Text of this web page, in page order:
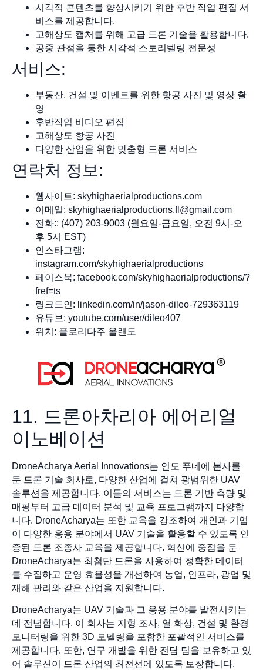
시각적 콘텐츠를 향상시키기 위한 후반 작업 편집 서
비스를 제공합니다.
고해상도 캡처를 위해 고급 드론 기술을 활용합니다.
공중 관점을 통한 시각적 스토리텔링 전문성
서비스:
부동산, 건설 및 이벤트를 위한 항공 사진 및 영상 촬
영
후반작업 비디오 편집
고해상도 항공 사진
다양한 산업을 위한 맞춤형 드론 서비스
연락처 정보:
웹사이트: skyhighaerialproductions.com
이메일: skyhighaerialproductions.fl@gmail.com
전화:: (407) 203-9003 (월요일-금요일, 오전 9시-오
후 5시 EST)
인스타그램:
instagram.com/skyhighaerialproductions
페이스북: facebook.com/skyhighaerialproductions/?
fref=ts
링크드인: linkedin.com/in/jason-dileo-729363119
유튜브: youtube.com/user/dileo407
위치: 플로리다주 올랜도
11. 드론아차리아 에어리얼
이노베이션
DroneAcharya Aerial Innovations는 인도 푸네에 본사를
둔 드론 기술 회사로, 다양한 산업에 걸쳐 광범위한 UAV
솔루션을 제공합니다. 이들의 서비스는 드론 기반 측량 및
매핑부터 고급 데이터 분석 및 교육 프로그램까지 다양합
니다. DroneAcharya는 또한 교육을 강조하여 개인과 기업
이 다양한 응용 분야에서 UAV 기술을 활용할 수 있도록 인
증된 드론 조종사 교육을 제공합니다. 혁신에 중점을 둔
DroneAcharya는 최첨단 드론을 사용하여 정확한 데이터
를 수집하고 운영 효율성을 개선하여 농업, 인프라, 광업 및
재해 관리와 같은 산업을 지원합니다.
DroneAcharya는 UAV 기술과 그 응용 분야를 발전시키는
데 전념합니다. 이 회사는 지형 조사, 열 화상, 건설 및 환경
모니터링을 위한 3D 모델링을 포함한 포괄적인 서비스를
제공합니다. 또한, 연구 개발을 위한 전담 팀을 보유하고 있
어 솔루션이 드론 산업의 최전선에 있도록 보장합니다.